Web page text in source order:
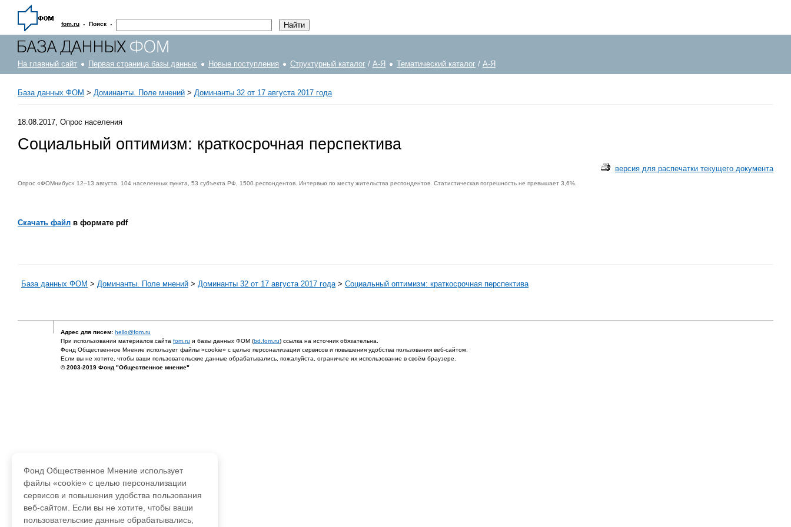
fom.ru · Поиск ·
На главный сайт Первая страница базы данных Новые поступления Структурный каталог / А-Я Тематический каталог / А-Я
База данных ФОМ > Доминанты. Поле мнений > Доминанты 32 от 17 августа 2017 года
18.08.2017, Опрос населения
Социальный оптимизм: краткосрочная перспектива
версия для распечатки текущего документа
Опрос «ФОМнибус» 12–13 августа. 104 населенных пункта, 53 субъекта РФ, 1500 респондентов. Интервью по месту жительства респондентов. Статистическая погрешность не превышает 3,6%.
Скачать файл в формате pdf
База данных ФОМ > Доминанты. Поле мнений > Доминанты 32 от 17 августа 2017 года > Социальный оптимизм: краткосрочная перспектива
Адрес для писем: hello@fom.ru
При использовании материалов сайта fom.ru и базы данных ФОМ (bd.fom.ru) ссылка на источник обязательна.
Фонд Общественное Мнение использует файлы «cookie» с целью персонализации сервисов и повышения удобства пользования веб-сайтом.
Если вы не хотите, чтобы ваши пользовательские данные обрабатывались, пожалуйста, ограничьте их использование в своём браузере.
© 2003-2019 Фонд "Общественное мнение"
Фонд Общественное Мнение использует
файлы «cookie» с целью персонализации
сервисов и повышения удобства пользования
веб-сайтом. Если вы не хотите, чтобы ваши
пользовательские данные обрабатывались,